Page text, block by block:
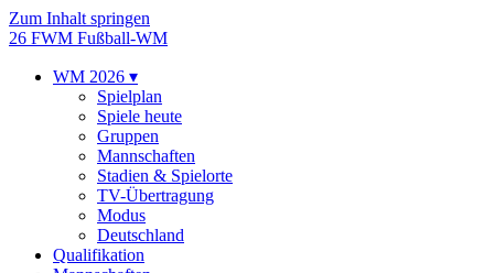
Zum Inhalt springen
26 FWM Fußball-WM
WM 2026 ▾
Spielplan
Spiele heute
Gruppen
Mannschaften
Stadien & Spielorte
TV-Übertragung
Modus
Deutschland
Qualifikation